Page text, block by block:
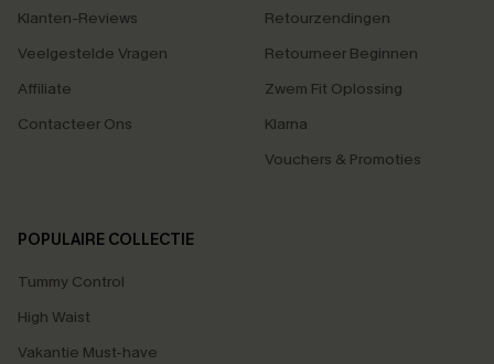
Klanten-Reviews
Veelgestelde Vragen
Affiliate
Contacteer Ons
Retourzendingen
Retourneer Beginnen
Zwem Fit Oplossing
Klarna
Vouchers & Promoties
POPULAIRE COLLECTIE
Tummy Control
High Waist
Vakantie Must-have